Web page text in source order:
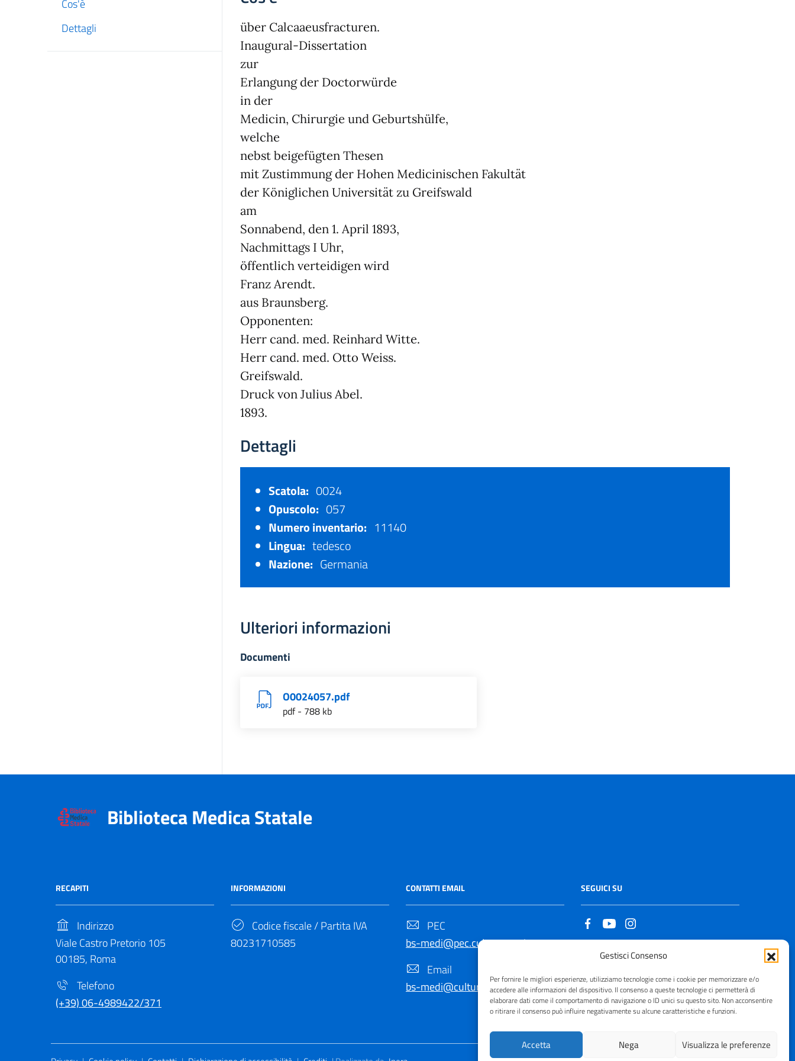
Gestisci Consenso
Per fornire le migliori esperienze, utilizziamo tecnologie come i cookie per memorizzare e/o
accedere alle informazioni del dispositivo. Il consenso a queste tecnologie ci permetterà di
elaborare dati come il comportamento di navigazione o ID unici su questo sito. Non acconsentire
o ritirare il consenso può influire negativamente su alcune caratteristiche e funzioni.
Accetta Nega Visualizza le preferenze
Cos'è
Dettagli
über Calcaaeusfracturen.
Inaugural-Dissertation
zur
Erlangung der Doctorwürde
in der
Medicin, Chirurgie und Geburtshülfe,
welche
nebst beigefügten Thesen
mit Zustimmung der Hohen Medicinischen Fakultät
der Königlichen Universität zu Greifswald
am
Sonnabend, den 1. April 1893,
Nachmittags I Uhr,
öffentlich verteidigen wird
Franz Arendt.
aus Braunsberg.
Opponenten:
Herr cand. med. Reinhard Witte.
Herr cand. med. Otto Weiss.
Greifswald.
Druck von Julius Abel.
1893.
Dettagli
Scatola: 0024
Opuscolo: 057
Numero inventario: 11140
Lingua: tedesco
Nazione: Germania
Ulteriori informazioni
Documenti
O0024057.pdf
pdf - 788 kb
Biblioteca Medica Statale
RECAPITI
Indirizzo
Viale Castro Pretorio 105
00185, Roma
Telefono
(+39) 06-4989422/371
INFORMAZIONI
Codice fiscale / Partita IVA
80231710585
CONTATTI EMAIL
PEC
bs-medi@pec.cultura.gov.it
Email
bs-medi@cultura.gov.it
SEGUICI SU
Copyright © 2021 - 2026